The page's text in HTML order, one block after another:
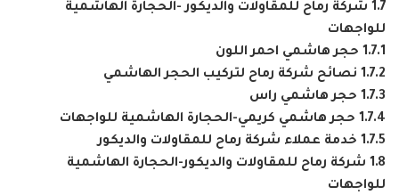
1.7 شركة رماح للمقاولات والديكور -الحجارة الهاشمية
للواجهات
1.7.1 حجر هاشمي احمر اللون
1.7.2 نصائح شركة رماح لتركيب الحجر الهاشمي
1.7.3 حجر هاشمي راس
1.7.4 حجر هاشمي كريمي-الحجارة الهاشمية للواجهات
1.7.5 خدمة عملاء شركة رماح للمقاولات والديكور
1.8 شركة رماح للمقاولات والديكور-الحجارة الهاشمية
للواجهات